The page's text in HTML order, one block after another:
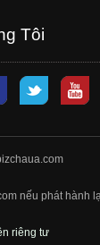
Tôi
nếu phát hành
riêng tư